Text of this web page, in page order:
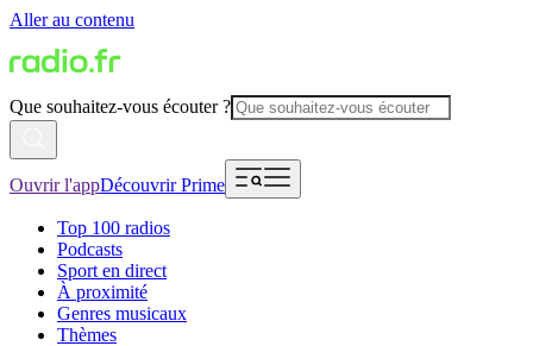
Aller au contenu
Que souhaitez-vous écouter ?
Ouvrir l'appDécouvrir Prime
Top 100 radios
Podcasts
Sport en direct
À proximité
Genres musicaux
Thèmes